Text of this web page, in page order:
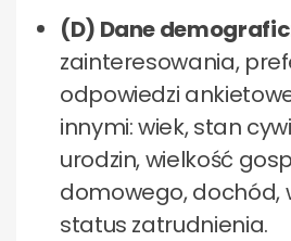
(D) Dane
zainteresowania,
odpowiedzi
innymi: wiek, stan
urodzin, wielkość
domowego, dochód,
status zatrudnienia.